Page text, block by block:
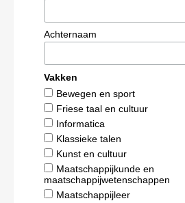
Achternaam
Vakken
Bewegen en sport
Friese taal en cultuur
Informatica
Klassieke talen
Kunst en cultuur
Maatschappijkunde en
maatschappijwetenschappen
Maatschappijleer